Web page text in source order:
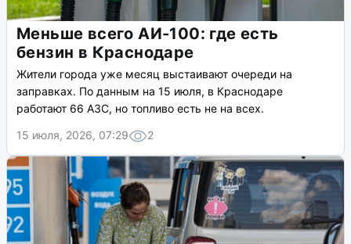
Меньше всего АИ-100: где есть
бензин в Краснодаре
Жители города уже месяц выстаивают очереди на
заправках. По данным на 15 июля, в Краснодаре
работают 66 АЗС, но топливо есть не на всех.
15 июля, 2026, 07:29
2